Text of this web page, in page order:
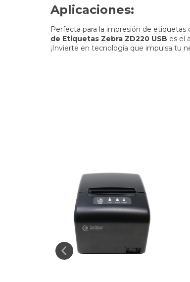
Aplicaciones:
Perfecta para la impresión de etiquetas
de Etiquetas Zebra ZD220 USB es el
¡Invierte en tecnología que impulsa tu